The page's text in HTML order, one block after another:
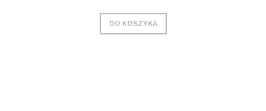
DO KOSZYKA